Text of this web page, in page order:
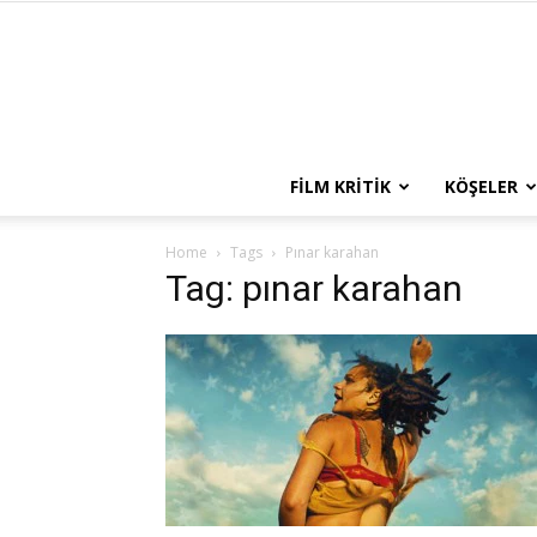
FILM KRITIK KÖŞELER
Home Tags Pınar karahan
Tag: pınar karahan